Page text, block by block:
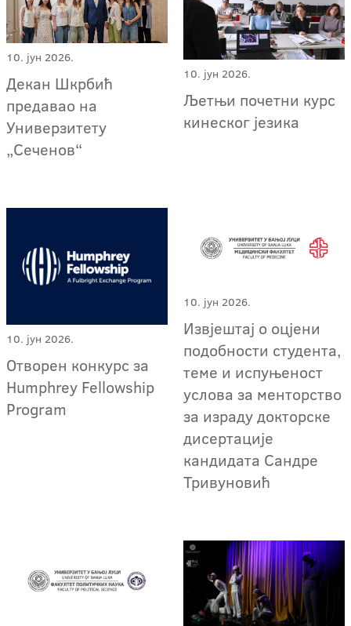
10. јун 2026.
Декан Шкрбић
предавао на
Универзитету
„Сеченов“
10. јун 2026.
Љетњи почетни курс
кинеског језика
10. јун 2026.
Отворен конкурс за
Humphrey Fellowship
Program
10. јун 2026.
Извјештај о оцјени
подобности студента,
теме и испуњеност
услова за менторство
за израду докторске
дисертације
кандидата Сандре
Тривуновић